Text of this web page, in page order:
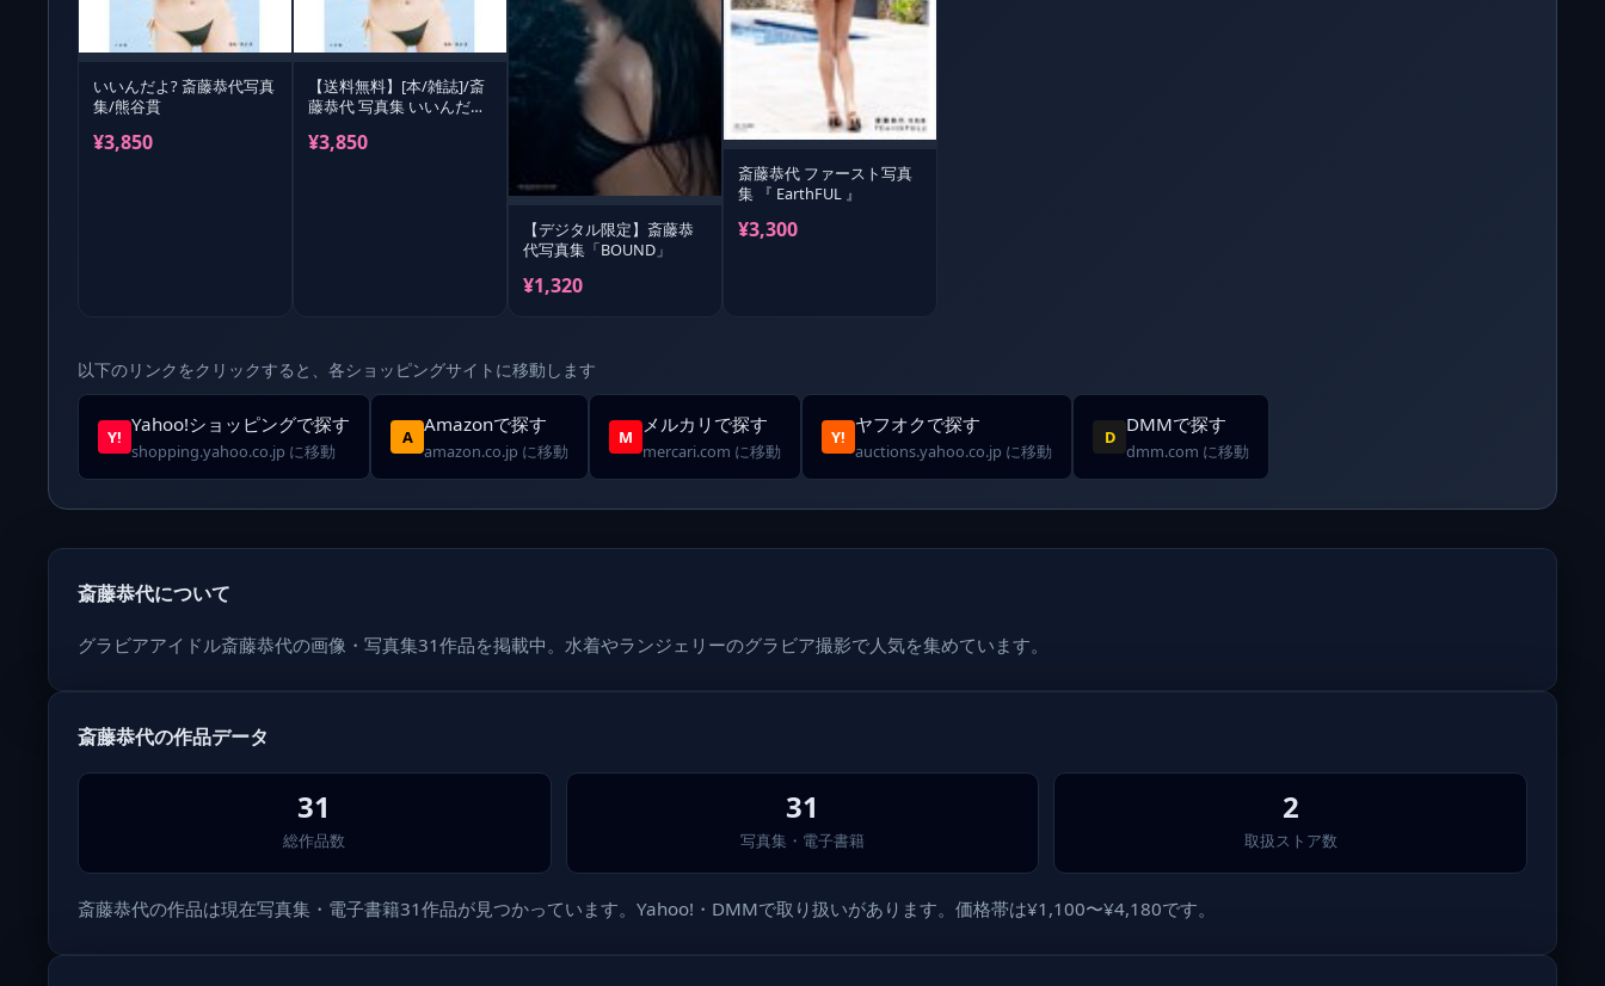
いいんだよ? 斎藤恭代写真
集/熊谷貫
¥3,850
【送料無料】[本/雑誌]/斎
藤恭代 写真集 いいんだ
¥3,850
【デジタル限定】斎藤恭
代写真集「BOUND」
¥1,320
斎藤恭代 ファースト写真
集 『 EarthFUL 』
¥3,300
以下のリンクをクリックすると、各ショッピングサイトに移動します
Y!
Yahoo!ショッピングで探す
shopping.yahoo.co.jp に移動
A
Amazonで探す
amazon.co.jp に移動
M
メルカリで探す
mercari.com に移動
Y!
ヤフオクで探す
auctions.yahoo.co.jp に移動
D
DMMで探す
dmm.com に移動
斎藤恭代について
グラビアアイドル斎藤恭代の画像・写真集31作品を掲載中。水着やランジェリーのグラビア撮影で人気を集めています。
斎藤恭代の作品データ
31
総作品数
31
写真集・電子書籍
2
取扱ストア数
斎藤恭代の作品は現在写真集・電子書籍31作品が見つかっています。Yahoo!・DMMで取り扱いがあります。価格帯は¥1,100〜¥4,180です。